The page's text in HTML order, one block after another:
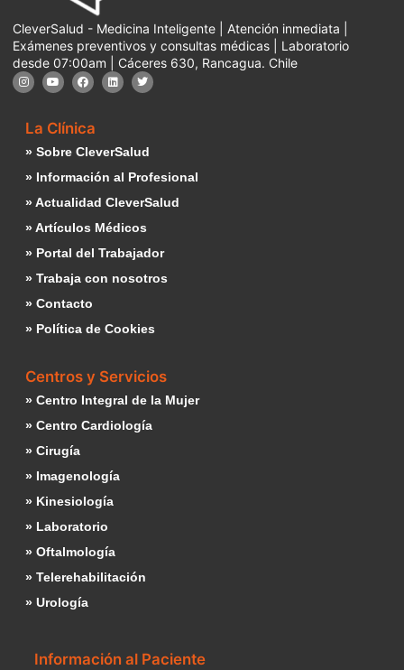
CleverSalud - Medicina Inteligente | Atención inmediata |
Exámenes preventivos y consultas médicas | Laboratorio
desde 07:00am | Cáceres 630, Rancagua. Chile
La Clínica
» Sobre CleverSalud
» Información al Profesional
» Actualidad CleverSalud
» Artículos Médicos
» Portal del Trabajador
» Trabaja con nosotros
» Contacto
» Política de Cookies
Centros y Servicios
» Centro Integral de la Mujer
» Centro Cardiología
» Cirugía
» Imagenología
» Kinesiología
» Laboratorio
» Oftalmología
» Telerehabilitación
» Urología
Información al Paciente